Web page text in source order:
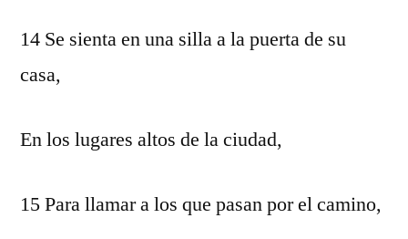
14 Se sienta en una silla a la puerta de su
casa,
En los lugares altos de la ciudad,
15 Para llamar a los que pasan por el camino,